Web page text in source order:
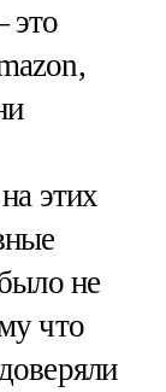
это
этих
не
что